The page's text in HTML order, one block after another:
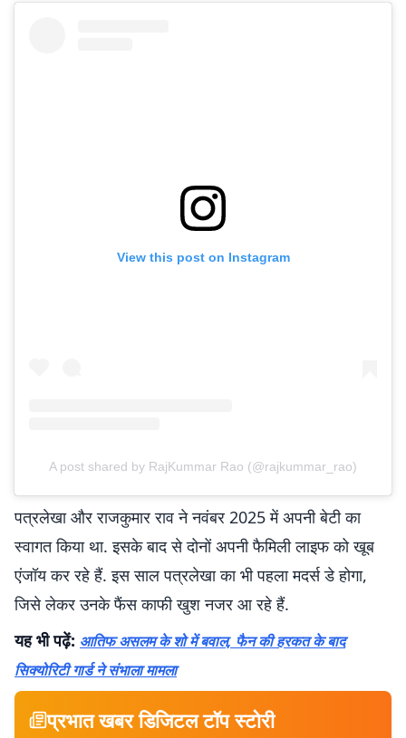
View this post on Instagram
A post shared by RajKummar Rao (@rajkummar_rao)
पत्रलेखा और राजकुमार राव ने नवंबर 2025 में अपनी बेटी का
स्वागत किया था. इसके बाद से दोनों अपनी फैमिली लाइफ को खूब
एंजॉय कर रहे हैं. इस साल पत्रलेखा का भी पहला मदर्स डे होगा,
जिसे लेकर उनके फैंस काफी खुश नजर आ रहे हैं.
यह भी पढ़ें: आतिफ असलम के शो में बवाल, फैन की हरकत के बाद
सिक्योरिटी गार्ड ने संभाला मामला
प्रभात खबर डिजिटल टॉप स्टोरी